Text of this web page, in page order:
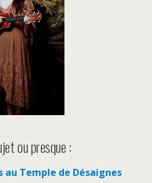
ou presque :
au Temple de Désaignes